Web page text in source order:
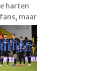
harten
maar
wanneer
goed zit